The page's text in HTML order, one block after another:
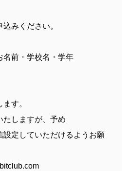
みください。
名前・学校名・学年
す。
たしますが、予め
設定していただけるようお願